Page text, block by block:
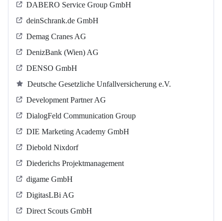
DABERO Service Group GmbH
deinSchrank.de GmbH
Demag Cranes AG
DenizBank (Wien) AG
DENSO GmbH
Deutsche Gesetzliche Unfallversicherung e.V.
Development Partner AG
DialogFeld Communication Group
DIE Marketing Academy GmbH
Diebold Nixdorf
Diederichs Projektmanagement
digame GmbH
DigitasLBi AG
Direct Scouts GmbH